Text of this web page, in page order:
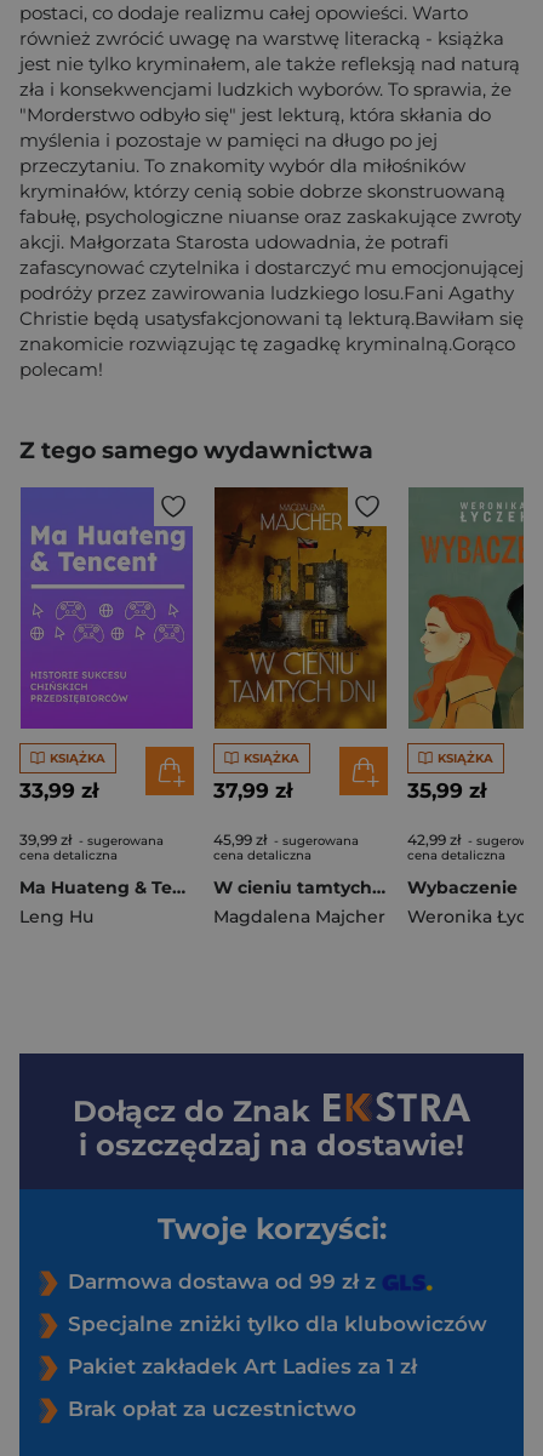
postaci, co dodaje realizmu całej opowieści. Warto
również zwrócić uwagę na warstwę literacką - książka
jest nie tylko kryminałem, ale także refleksją nad naturą
zła i konsekwencjami ludzkich wyborów. To sprawia, że
"Morderstwo odbyło się" jest lekturą, która skłania do
myślenia i pozostaje w pamięci na długo po jej
przeczytaniu. To znakomity wybór dla miłośników
kryminałów, którzy cenią sobie dobrze skonstruowaną
fabułę, psychologiczne niuanse oraz zaskakujące zwroty
akcji. Małgorzata Starosta udowadnia, że potrafi
zafascynować czytelnika i dostarczyć mu emocjonującej
podróży przez zawirowania ludzkiego losu.Fani Agathy
Christie będą usatysfakcjonowani tą lekturą.Bawiłam się
znakomicie rozwiązując tę zagadkę kryminalną.Gorąco
polecam!
Z tego samego wydawnictwa
KSIĄŻKA
33,99 zł
39,99 zł - sugerowana
cena detaliczna
Ma Huateng & Tencent. Historie sukcesu chińskich przedsiębiorców
Leng Hu
KSIĄŻKA
37,99 zł
45,99 zł - sugerowana
cena detaliczna
W cieniu tamtych dni
Magdalena Majcher
KSIĄŻKA
35,99 zł
42,99 zł -
cena detaliczna
Wybaczenie
Weronika
Dołącz do Znak
i oszczędzaj na dostawie!
Twoje korzyści:
Darmowa dostawa od 99 zł z
Specjalne zniżki tylko dla klubowiczów
Pakiet zakładek Art Ladies za 1 zł
Brak opłat za uczestnictwo